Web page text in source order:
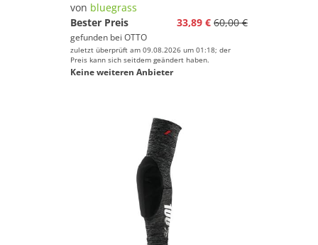
von bluegrass
Bester Preis
33,89 € 60,00 €
gefunden bei OTTO
zuletzt überprüft am 09.08.2026 um 01:18; der
Preis kann sich seitdem geändert haben.
Keine weiteren Anbieter